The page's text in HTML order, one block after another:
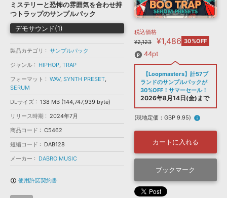
サンプルパック »
ソフトウェア／ツール »
DAW »
効果音 »
BGM »
特集 »
ニュースレター »
SONICWIREブログ »
製品サポート情報 »
DTMガイド »
FAQ »
お問い合わせ »
音楽カード
楽曲配信流通 サービス
無償のサウンド管理ソフト
次世代型 ボーカル・エディタ
APS
SONOCA
ソフト音源 プラグイン・エフェクト
ソフトウェア／ツール 効果音
フォーマット
ランキング
ミステリーと恐怖の雰囲気を合わせ持
つトラップのサンプルパック
デモサウンド(1)
製品カテゴリ
サンプルパック
ジャンル
HIPHOP, TRAP
フォーマット
WAV, SYNTH PRESET,
SERUM
DLサイズ
138 MB (144,747,939 byte)
リリース時期
2024年7月
商品コード
C5462
短縮コード
DAB128
メーカー
DABRO MUSIC
info_outline 使用許諾契約書
税込価格
¥2,123
¥1,486 30%OFF
44pt
【Loopmasters】計57ブ
ランドのサンプルパックが
30%OFF！サマーセール！
2026年8月14日(金)まで
(現地定価：GBP 9.95) info
カートに入れる
ブックマーク